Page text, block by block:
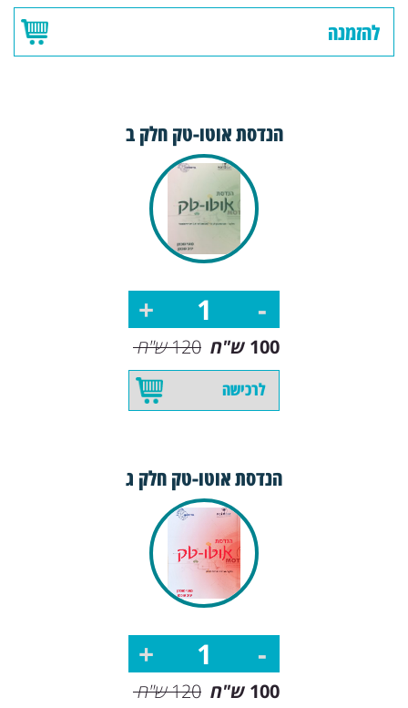
להזמנה
הנדסת אוטו-טק חלק ב
120ש"ח 100 ש"ח
לרכישה
הנדסת אוטו-טק חלק ג
120ש"ח 100 ש"ח